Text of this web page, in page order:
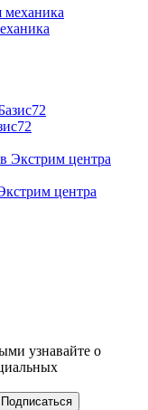
центра
узнавайте о